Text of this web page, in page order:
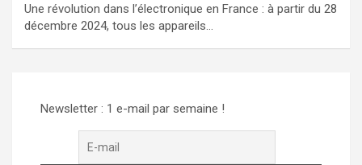
Une révolution dans l’électronique en France : à partir du 28
décembre 2024, tous les appareils…
Newsletter : 1 e-mail par semaine !